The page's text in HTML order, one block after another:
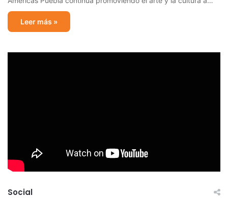
Leer más »
Social